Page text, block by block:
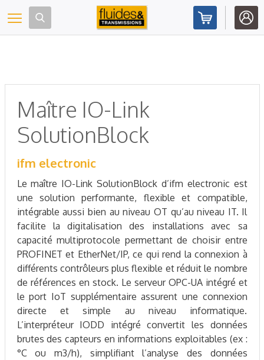
Toggle navigation
Maître IO-Link
SolutionBlock
ifm electronic
Le maître IO-Link SolutionBlock d’ifm electronic est
une solution performante, flexible et compatible,
intégrable aussi bien au niveau OT qu’au niveau IT. Il
facilite la digitalisation des installations avec sa
capacité multiprotocole permettant de choisir entre
PROFINET et EtherNet/IP, ce qui rend la connexion à
différents contrôleurs plus flexible et réduit le nombre
de références en stock. Le serveur OPC-UA intégré et
le port IoT supplémentaire assurent une connexion
directe et simple au niveau informatique.
L’interpréteur IODD intégré convertit les données
brutes des capteurs en informations exploitables (ex :
°C ou m3/h), simplifiant l’analyse des données
Panneau de gestion des cookies